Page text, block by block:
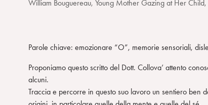
William Bouguereau, Young Mother Gazing at Her Child,
Parole chiave: emozionare “O”, memorie sensoriali,
Proponiamo questo scritto del Dott. Collova’ attento
alcuni.
Traccia e percorre in questo suo lavoro un sentiero ben